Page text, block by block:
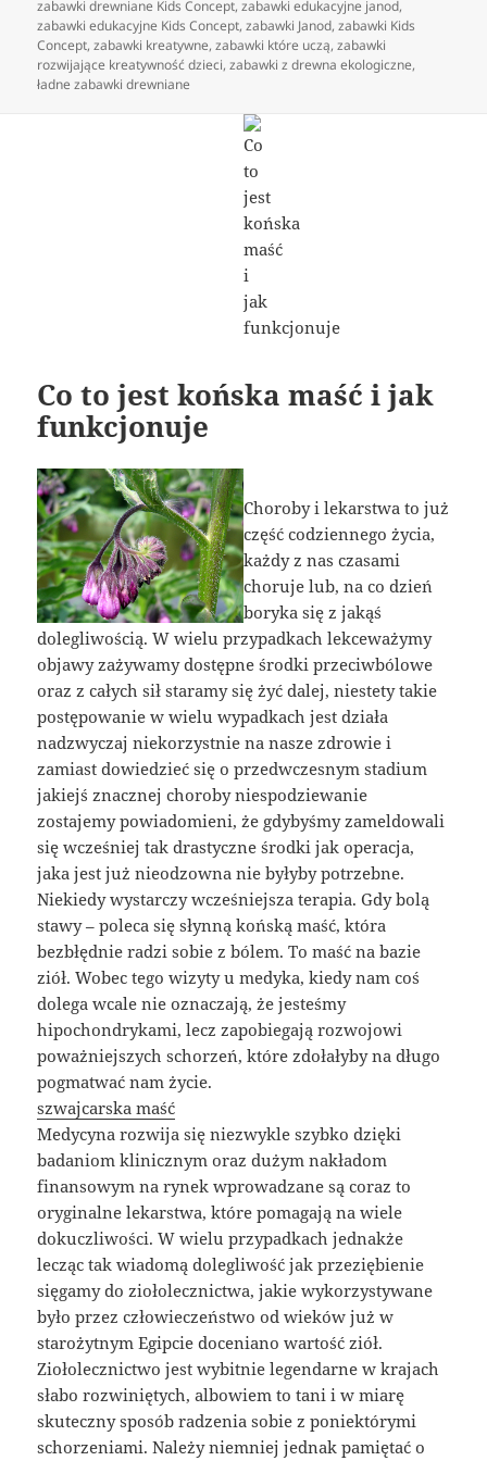
zabawki drewniane Kids Concept,zabawki edukacyjne janod,
zabawki edukacyjne Kids Concept,zabawki Janod,zabawki Kids
Concept,zabawki kreatywne,zabawki które uczą,zabawki
rozwijające kreatywność dzieci,zabawki z drewna ekologiczne,
ładne zabawki drewniane
Co to jest końska maść i jak
funkcjonuje
Choroby i lekarstwa to już
część codziennego życia,
każdy z nas czasami
choruje lub, na co dzień
boryka się z jakąś
dolegliwością. W wielu przypadkach lekceważymy
objawy zażywamy dostępne środki przeciwbólowe
oraz z całych sił staramy się żyć dalej, niestety takie
postępowanie w wielu wypadkach jest działa
nadzwyczaj niekorzystnie na nasze zdrowie i
zamiast dowiedzieć się o przedwczesnym stadium
jakiejś znacznej choroby niespodziewanie
zostajemy powiadomieni, że gdybyśmy zameldowali
się wcześniej tak drastyczne środki jak operacja,
jaka jest już nieodzowna nie byłyby potrzebne.
Niekiedy wystarczy wcześniejsza terapia. Gdy bolą
stawy – poleca się słynną końską maść, która
bezbłędnie radzi sobie z bólem. To maść na bazie
ziół. Wobec tego wizyty u medyka, kiedy nam coś
dolega wcale nie oznaczają, że jesteśmy
hipochondrykami, lecz zapobiegają rozwojowi
poważniejszych schorzeń, które zdołałyby na długo
pogmatwać nam życie.
szwajcarska maść
Medycyna rozwija się niezwykle szybko dzięki
badaniom klinicznym oraz dużym nakładom
finansowym na rynek wprowadzane są coraz to
oryginalne lekarstwa, które pomagają na wiele
dokuczliwości. W wielu przypadkach jednakże
lecząc tak wiadomą dolegliwość jak przeziębienie
sięgamy do ziołolecznictwa, jakie wykorzystywane
było przez człowieczeństwo od wieków już w
starożytnym Egipcie doceniano wartość ziół.
Ziołolecznictwo jest wybitnie legendarne w krajach
słabo rozwiniętych, albowiem to tani i w miarę
skuteczny sposób radzenia sobie z poniektórymi
schorzeniami. Należy niemniej jednak pamiętać o